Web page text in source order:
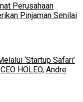
Perusahaan
Pinjaman Senilai
‘Startup Safari’
HOLEO, Andre